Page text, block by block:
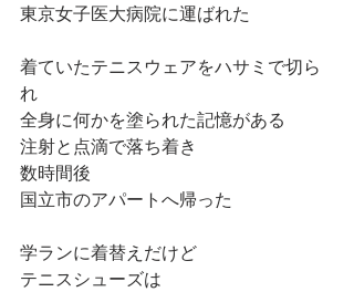
東京女子医大病院に運ばれた
着ていたテニスウェアをハサミで切ら
れ
全身に何かを塗られた記憶がある
注射と点滴で落ち着き
数時間後
国立市のアパートへ帰った
学ランに着替えだけど
テニスシューズは